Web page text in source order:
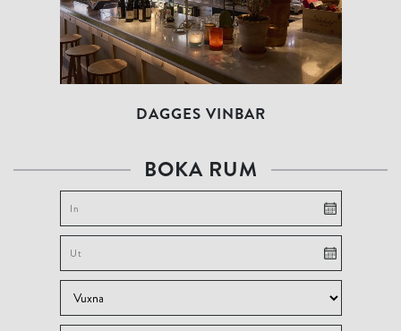
DAGGES VINBAR
BOKA RUM